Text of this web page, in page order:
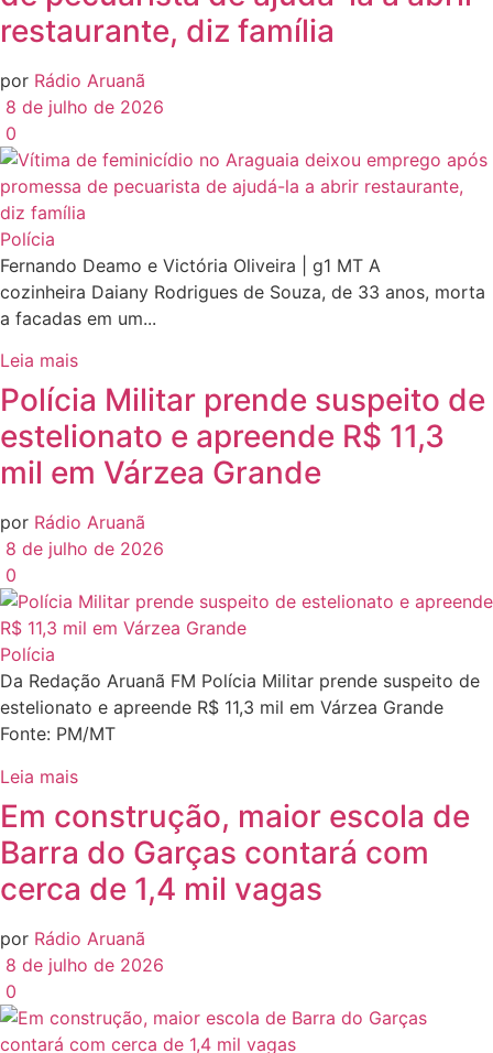
restaurante, diz família
por Rádio Aruanã
8 de julho de 2026
0
Polícia
Fernando Deamo e Victória Oliveira | g1 MT A
cozinheira Daiany Rodrigues de Souza, de 33 anos, morta
a facadas em um...
Leia mais
Polícia Militar prende suspeito de
estelionato e apreende R$ 11,3
mil em Várzea Grande
por Rádio Aruanã
8 de julho de 2026
0
Polícia
Da Redação Aruanã FM Polícia Militar prende suspeito de
estelionato e apreende R$ 11,3 mil em Várzea Grande
Fonte: PM/MT
Leia mais
Em construção, maior escola de
Barra do Garças contará com
cerca de 1,4 mil vagas
por Rádio Aruanã
8 de julho de 2026
0